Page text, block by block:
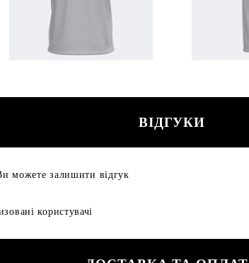
ВІДГУКИ
можете залишити відгук
користувачі